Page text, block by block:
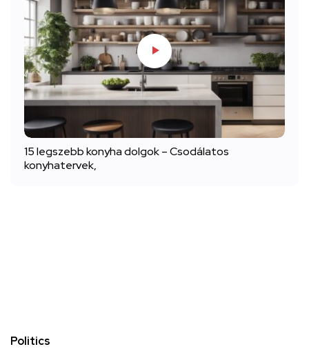
15 legszebb konyha dolgok – Csodálatos
konyhatervek,
Politics